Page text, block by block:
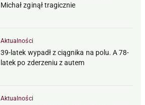
Michał zginął tragicznie
Aktualności
39-latek wypadł z ciągnika na polu. A 78-
latek po zderzeniu z autem
Aktualności